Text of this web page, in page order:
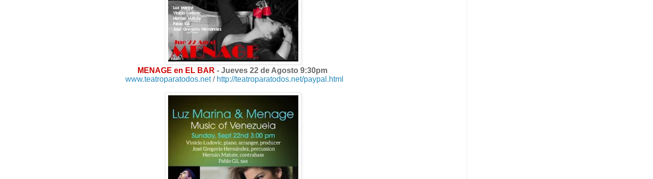
MENAGE en EL BAR - Jueves 22 de Agosto 9:30pm
www.teatroparatodos.net/ http://teatroparatodos.net/paypal.html